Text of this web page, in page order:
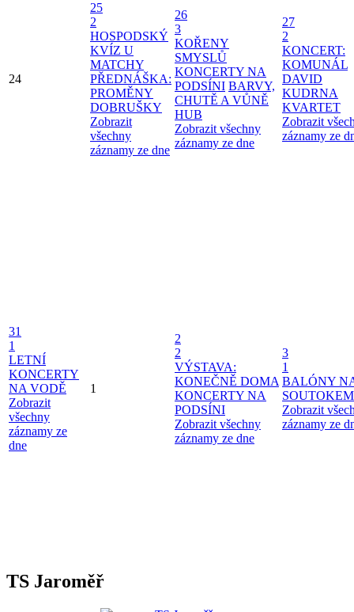
24
25
2
HOSPODSKÝ
KVÍZ U
MATCHY
PŘEDNÁŠKA:
PROMĚNY
DOBRUŠKY
Zobrazit
všechny
záznamy ze dne
26
3
KOŘENY
SMYSLŮ
KONCERTY NA
PODSÍNI BARVY,
CHUTĚ A VŮNĚ
HUB
Zobrazit všechny
záznamy ze dne
27
2
KONCERT:
KOMUNÁL
DAVID
KUDRNA
KVARTET
Zobrazit
záznamy ze
31
1
LETNÍ
KONCERTY
NA VODĚ
Zobrazit
všechny
záznamy ze
dne
1
2
2
VÝSTAVA:
KONEČNĚ DOMA
KONCERTY NA
PODSÍNI
Zobrazit všechny
záznamy ze dne
3
1
BALÓNY
SOUTOKEM
Zobrazit
záznamy ze
TS Jaroměř